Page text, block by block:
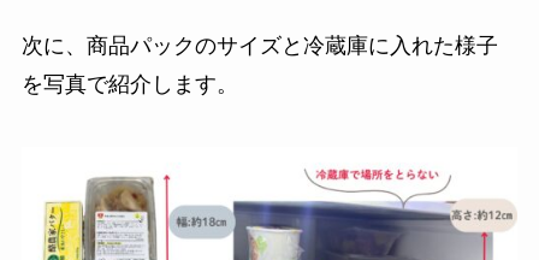
次に、商品パックのサイズと冷蔵庫に入れた様子
を写真で紹介します。